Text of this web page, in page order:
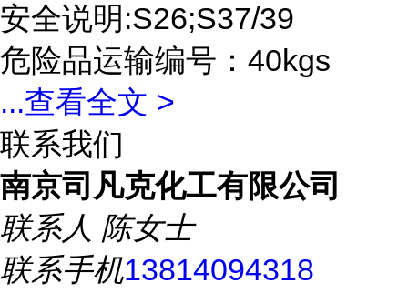
安全说明:S26;S37/39
危险品运输编号：40kgs
...查看全文 >
联系我们
南京司凡克化工有限公司
联系人 陈女士
联系手机13814094318